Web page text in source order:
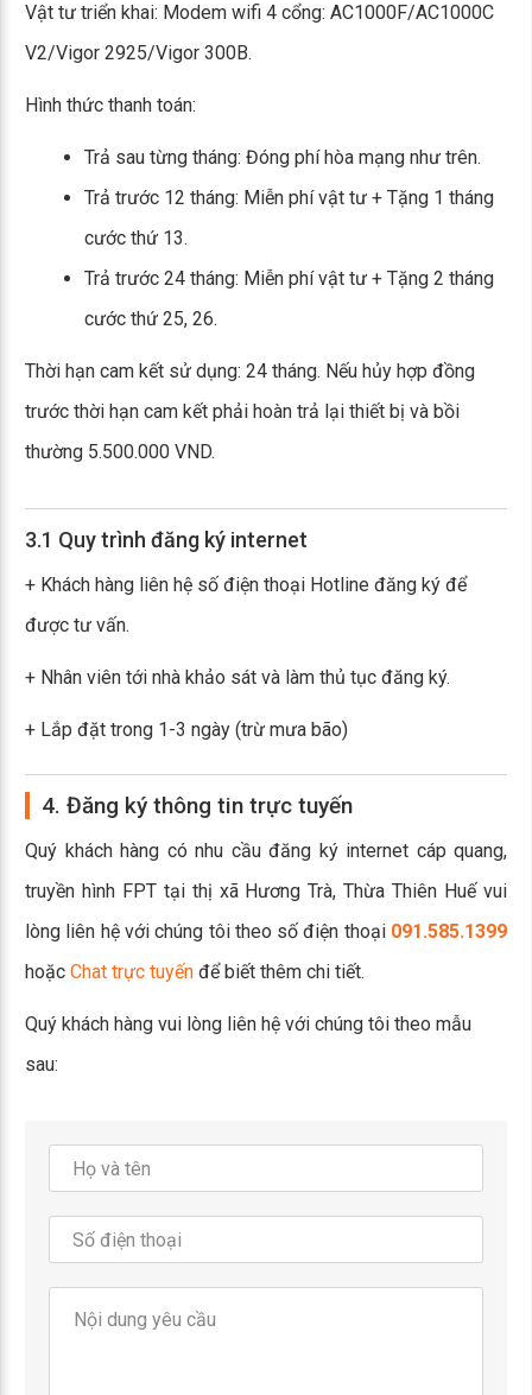
Vật tư triển khai: Modem wifi 4 cổng: AC1000F/AC1000C
V2/Vigor 2925/Vigor 300B.
Hình thức thanh toán:
Trả sau từng tháng: Đóng phí hòa mạng như trên.
Trả trước 12 tháng: Miễn phí vật tư + Tặng 1 tháng
cước thứ 13.
Trả trước 24 tháng: Miễn phí vật tư + Tặng 2 tháng
cước thứ 25, 26.
Thời hạn cam kết sử dụng: 24 tháng. Nếu hủy hợp đồng
trước thời hạn cam kết phải hoàn trả lại thiết bị và bồi
thường 5.500.000 VND.
3.1 Quy trình đăng ký internet
+ Khách hàng liên hệ số điện thoại Hotline đăng ký để
được tư vấn.
+ Nhân viên tới nhà khảo sát và làm thủ tục đăng ký.
+ Lắp đặt trong 1-3 ngày (trừ mưa bão)
4. Đăng ký thông tin trực tuyến
Quý khách hàng có nhu cầu đăng ký internet cáp quang,
truyền hình FPT tại thị xã Hương Trà, Thừa Thiên Huế vui
lòng liên hệ với chúng tôi theo số điện thoại 091.585.1399
hoặc Chat trực tuyến để biết thêm chi tiết.
Quý khách hàng vui lòng liên hệ với chúng tôi theo mẫu
sau: